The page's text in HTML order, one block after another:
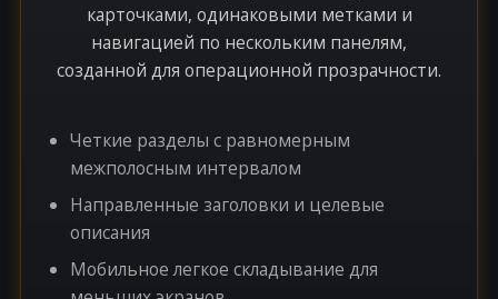
карточками, одинаковыми метками и
навигацией по нескольким панелям,
созданной для операционной прозрачности.
Четкие разделы с равномерным
межполосным интервалом
Направленные заголовки и целевые
описания
Мобильное легкое складывание для